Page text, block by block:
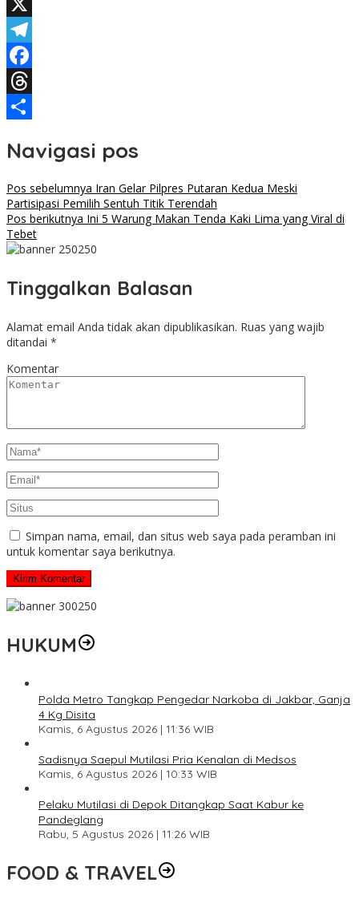
WhatsApp
X
Telegram
Facebook
Threads
Navigasi pos
Pos sebelumnya Iran Gelar Pilpres Putaran Kedua Meski
Partisipasi Pemilih Sentuh Titik Terendah
Pos berikutnya Ini 5 Warung Makan Tenda Kaki Lima yang Viral di
Tebet
Tinggalkan Balasan
Alamat email Anda tidak akan dipublikasikan. Ruas yang wajib
ditandai *
Komentar
Simpan nama, email, dan situs web saya pada peramban ini
untuk komentar saya berikutnya.
HUKUM
Polda Metro Tangkap Pengedar Narkoba di Jakbar, Ganja
4 Kg Disita
Kamis, 6 Agustus 2026 | 11:36 WIB
Sadisnya Saepul Mutilasi Pria Kenalan di Medsos
Kamis, 6 Agustus 2026 | 10:33 WIB
Pelaku Mutilasi di Depok Ditangkap Saat Kabur ke
Pandeglang
Rabu, 5 Agustus 2026 | 11:26 WIB
FOOD & TRAVEL